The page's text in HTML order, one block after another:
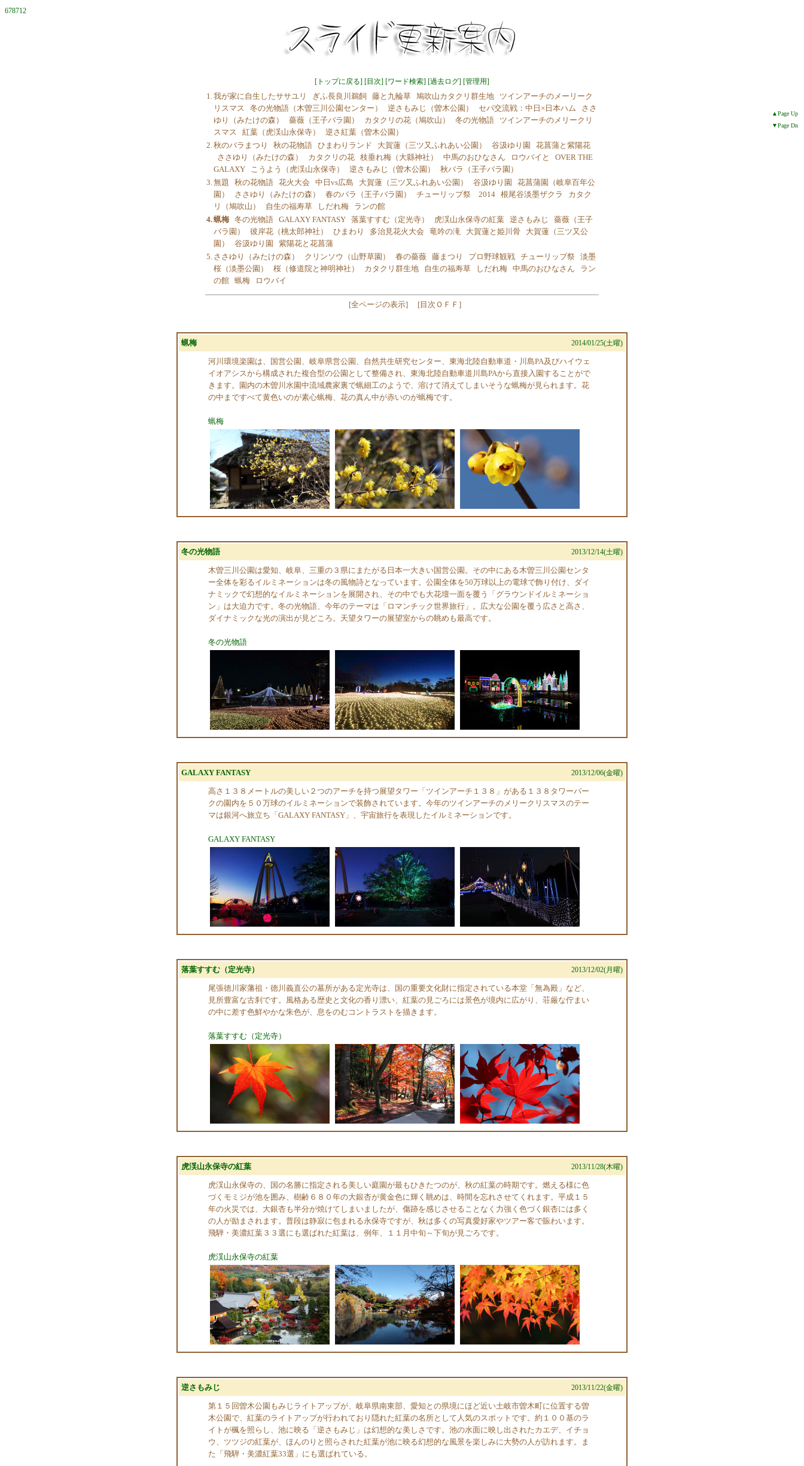
678712
[ トップに戻る] [目次] [ワード検索] [過去ログ] [管理用]
1.我が家に自生したササユリ ぎふ長良川鵜飼 藤と九輪草 鳩吹山カタクリ群生地
ツインアーチのメーリーク
リスマス
冬の光物語（木曽三川公園センター） 逆さもみじ（曽木公園） セパ交流戦：中日×日本ハム
ささ
ゆり（みたけの森）
薔薇（王子バラ園） カタクリの花（鳩吹山） 冬の光物語
ツインアーチのメリークリ
スマス
紅葉（虎渓山永保寺）
逆さ紅葉（曽木公園）
2.秋のバラまつり 秋の花物語 ひまわりランド 大賀蓮（三ツ又ふれあい公園） 谷汲ゆり園
花菖蒲と紫陽花
ささゆり（みたけの森）
カタクリの花 枝垂れ梅（大縣神社） 中馬のおひなさん ロウバイと
OVER THE
GALAXY
こうよう（虎渓山永保寺） 逆さもみじ（曽木公園）
秋バラ（王子バラ園）
3.無題 秋の花物語 花火大会 中日vs広島 大賀蓮（三ツ又ふれあい公園） 谷汲ゆり園
花菖蒲園（岐阜百年公
園）
ささゆり（みたけの森） 春のバラ（王子バラ園） チューリップ祭 2014 根尾谷淡墨ザクラ
カタク
リ（鳩吹山）
自生の福寿草 しだれ梅
ランの館
4.蝋梅 冬の光物語 GALAXY FANTASY 落葉すすむ（定光寺） 虎渓山永保寺の紅葉 逆さもみじ
薔薇（王子
バラ園）
彼岸花（桃太郎神社） ひまわり 多治見花火大会 竜吟の滝 大賀蓮と姫川骨
大賀蓮（三ツ又公
園）
谷汲ゆり園
紫陽花と花菖蒲
5. ささゆり（みたけの森） クリンソウ（山野草園） 春の薔薇 藤まつり プロ野球観戦 チューリップ祭
淡墨
桜（淡墨公園）
桜（修道院と神明神社） カタクリ群生地 自生の福寿草 しだれ梅 中馬のおひなさん
ラン
の館 蝋梅 ロウバイ
[全ページの表示] [目次ＯＦＦ ]
蝋梅 2014/01/25(土曜)
河川環境楽園は、国営公園、岐阜県営公園、自然共生研究センター、東海北陸自動車道・川島PA及びハイウェ
イオアシスから構成された複合型の公園として整備され、東海北陸自動車道川島PAから直接入園することがで
きます。園内の木曽川水園中流域農家裏で蝋細工のようで、溶けて消えてしまいそうな蝋梅が見られます。花
の中まですべて黄色いのが素心蝋梅、花の真ん中が赤いのが蝋梅です。
蝋梅
冬の光物語 2013/12/14(土曜)
木曽三川公園は愛知、岐阜、三重の３県にまたがる日本一大きい国営公園。その中にある木曽三川公園センタ
ー全体を彩るイルミネーションは冬の風物詩となっています。公園全体を50万球以上の電球で飾り付け、ダイ
ナミックで幻想的なイルミネーションを展開され、その中でも大花壇一面を覆う「グラウンドイルミネーショ
ン」は大迫力です。冬の光物語、今年のテーマは「ロマンチック世界旅行」。広大な公園を覆う広さと高さ、
ダイナミックな光の演出が見どころ。天望タワーの展望室からの眺めも最高です。
冬の光物語
GALAXY FANTASY 2013/12/06(金曜)
高さ１３８メートルの美しい２つのアーチを持つ展望タワー「ツインアーチ１３８」がある１３８タワーパー
クの園内を５０万球のイルミネーションで装飾されています。今年のツインアーチのメリークリスマスのテー
マは銀河へ旅立ち「GALAXY FANTASY」、宇宙旅行を表現したイルミネーションです。
GALAXY FANTASY
落葉すすむ（定光寺） 2013/12/02(月曜)
尾張徳川家藩祖・徳川義直公の墓所がある定光寺は、国の重要文化財に指定されている本堂「無為殿」など、
見所豊富な古刹です。風格ある歴史と文化の香り漂い、紅葉の見ごろには景色が境内に広がり、荘厳な佇まい
の中に差す色鮮やかな朱色が、息をのむコントラストを描きます。
落葉すすむ（定光寺）
虎渓山永保寺の紅葉 2013/11/28(木曜)
虎渓山永保寺の、国の名勝に指定される美しい庭園が最もひきたつのが、秋の紅葉の時期です。燃える様に色
づくモミジが池を囲み、樹齢６８０年の大銀杏が黄金色に輝く眺めは、時間を忘れさせてくれます。平成１５
年の火災では、大銀杏も半分が焼けてしまいましたが、傷跡を感じさせることなく力強く色づく銀杏には多く
の人が励まされます。普段は静寂に包まれる永保寺ですが、秋は多くの写真愛好家やツアー客で賑わいます。
飛騨・美濃紅葉３３選にも選ばれた紅葉は、例年、１１月中旬～下旬が見ごろです。
虎渓山永保寺の紅葉
逆さもみじ 2013/11/22(金曜)
第１５回曽木公園もみじライトアップが、岐阜県南東部、愛知との県境にほど近い土岐市曽木町に位置する曽
木公園で、紅葉のライトアップが行われており隠れた紅葉の名所として人気のスポットです。約１００基のラ
イトが楓を照らし、池に映る「逆さもみじ」は幻想的な美しさです。池の水面に映し出されたカエデ、イチョ
ウ、ツツジの紅葉が、ほんのりと照らされた紅葉が池に映る幻想的な風景を楽しみに大勢の人が訪れます。ま
た「飛騨・美濃紅葉33選」にも選ばれている。
▲Page Up
▼Page Dn